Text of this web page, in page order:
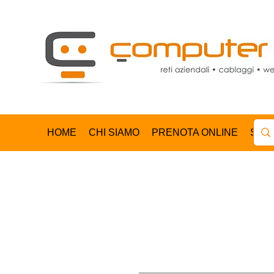
HOME CHI SIAMO PRENOTA ONLINE